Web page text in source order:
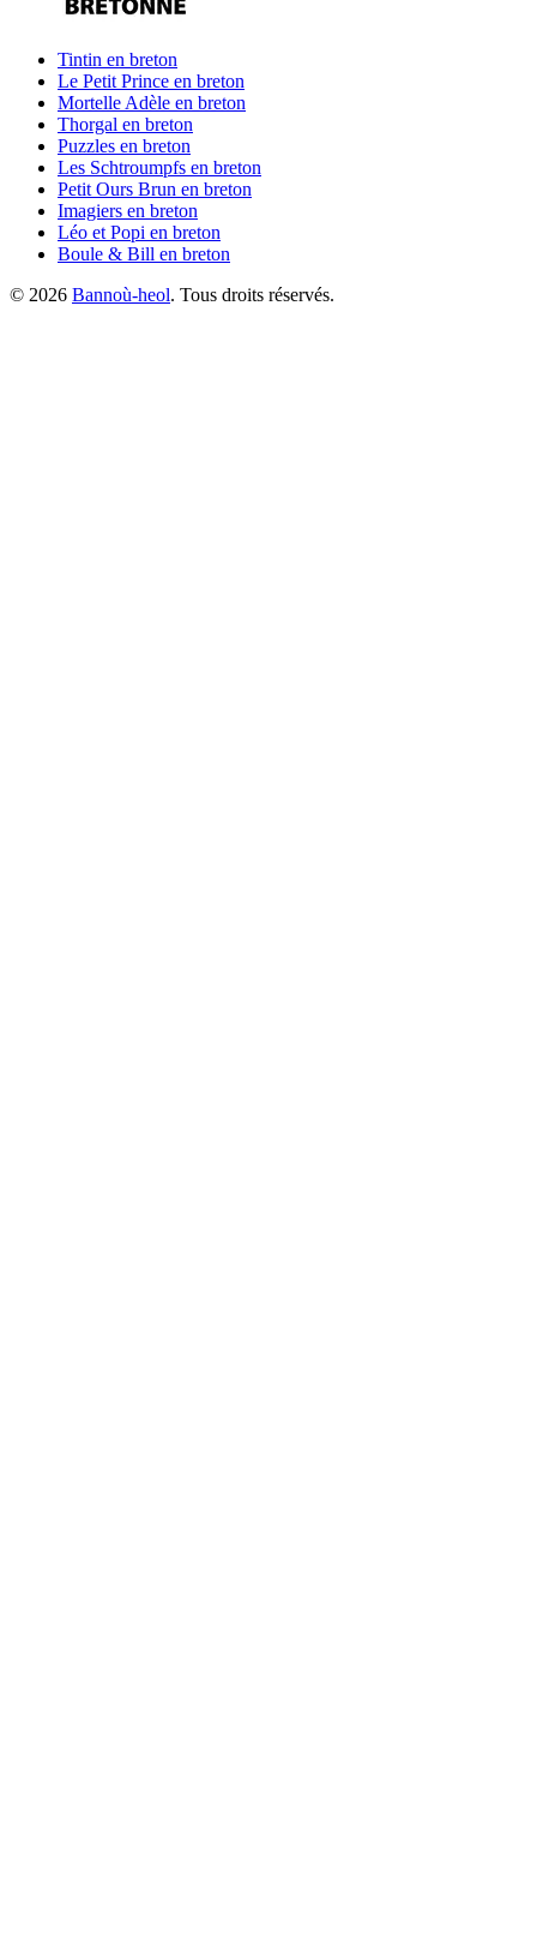
Tintin en breton
Le Petit Prince en breton
Mortelle Adèle en breton
Thorgal en breton
Puzzles en breton
Les Schtroumpfs en breton
Petit Ours Brun en breton
Imagiers en breton
Léo et Popi en breton
Boule & Bill en breton
© 2026 Bannoù-heol. Tous droits réservés.